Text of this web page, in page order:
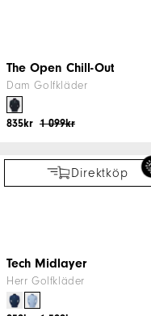
NYTT PÅ REAN
The Open Chill-Out
Dam Golfkläder